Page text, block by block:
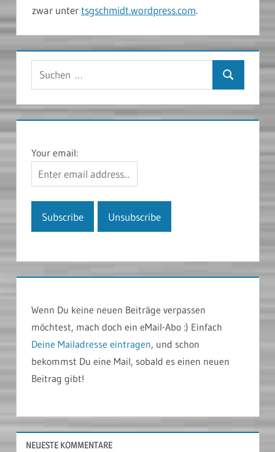
zwar untertsgschmidt.wordpress.com.
Suchen
Your email:
Wenn Du keine neuen Beiträge verpassen
möchtest, mach doch ein eMail-Abo :) Einfach
Deine Mailadresse eintragen, und schon
bekommst Du eine Mail, sobald es einen neuen
Beitrag gibt!
NEUESTE KOMMENTARE